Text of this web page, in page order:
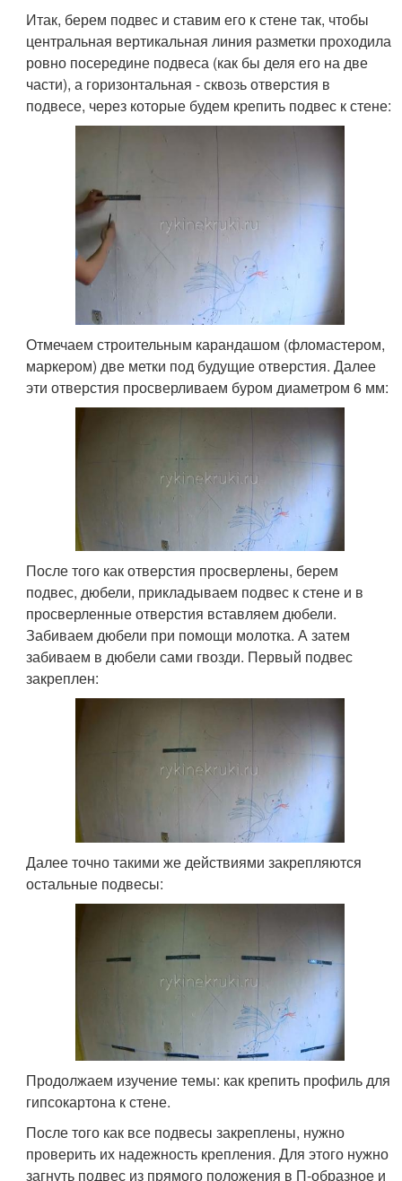
Итак, берем подвес и ставим его к стене так, чтобы
центральная вертикальная линия разметки проходила
ровно посередине подвеса (как бы деля его на две
части), а горизонтальная - сквозь отверстия в
подвесе, через которые будем крепить подвес к стене:
Отмечаем строительным карандашом (фломастером,
маркером) две метки под будущие отверстия. Далее
эти отверстия просверливаем буром диаметром 6 мм:
После того как отверстия просверлены, берем
подвес, дюбели, прикладываем подвес к стене и в
просверленные отверстия вставляем дюбели.
Забиваем дюбели при помощи молотка. А затем
забиваем в дюбели сами гвозди. Первый подвес
закреплен:
Далее точно такими же действиями закрепляются
остальные подвесы:
Продолжаем изучение темы: как крепить профиль для
гипсокартона к стене.
После того как все подвесы закреплены, нужно
проверить их надежность крепления. Для этого нужно
загнуть подвес из прямого положения в П-образное и